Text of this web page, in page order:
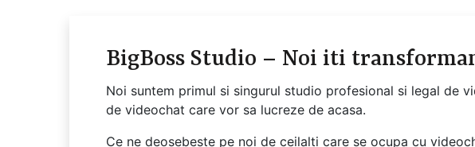
BigBoss Studio – Noi iti
Noi suntem primul si singurul studio profesional si legal de
de videochat care vor sa lucreze de acasa.
Ce ne deosebeste pe noi de ceilalti care se ocupa cu